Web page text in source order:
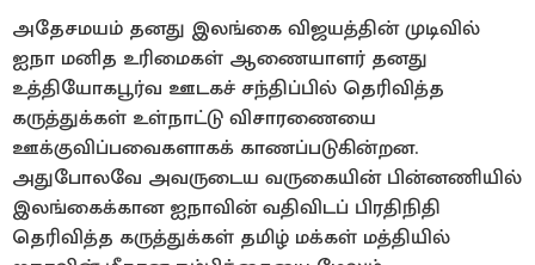
அதேசமயம் தனது இலங்கை விஜயத்தின் முடிவில்
ஐநா மனித உரிமைகள் ஆணையாளர் தனது
உத்தியோகபூர்வ ஊடகச் சந்திப்பில் தெரிவித்த
கருத்துக்கள் உள்நாட்டு விசாரணையை
ஊக்குவிப்பவைகளாகக் காணப்படுகின்றன.
அதுபோலவே அவருடைய வருகையின் பின்னணியில்
இலங்கைக்கான ஐநாவின் வதிவிடப் பிரதிநிதி
தெரிவித்த கருத்துக்கள் தமிழ் மக்கள் மத்தியில்